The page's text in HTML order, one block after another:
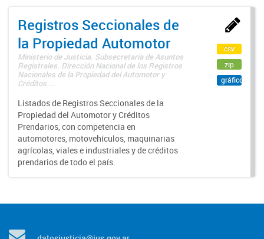
Registros Seccionales de
la Propiedad Automotor
Ministerio de Justicia. Subsecretaría de Asuntos
Registrales. Dirección Nacional de los Registros
Nacionales de la Propiedad del Automotor y
Créditos ...
Listados de Registros Seccionales de la
Propiedad del Automotor y Créditos
Prendarios, con competencia en
automotores, motovehículos, maquinarias
agrícolas, viales e industriales y de créditos
prendarios de todo el país.
csv
zip
gráfico